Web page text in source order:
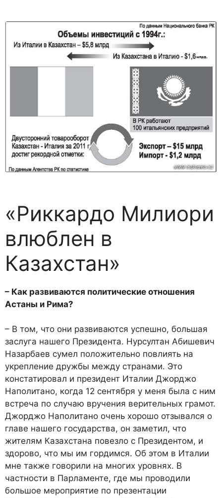
«Риккардо Милиори
влюблен в
Казахстан»
– Как развиваются политические отношения
Астаны и Рима?
– В том, что они развиваются успешно, большая
заслуга нашего Президента. Нурсултан Абишевич
Назарбаев сумел положительно повлиять на
укрепление дружбы между странами. Это
констатировал и президент Италии Джорджо
Наполитано, когда 12 сентября у меня была с ним
встреча по случаю вручения верительных грамот.
Джорджо Наполитано очень хорошо отзывался о
главе нашего государства, он заметил, что
жителям Казахстана повезло с Президентом, и
здорово, что мы им гордимся. Об этом в Италии
мне также говорили на многих уровнях. В
частности в Парламенте, где мы проводили
большое мероприятие по презентации